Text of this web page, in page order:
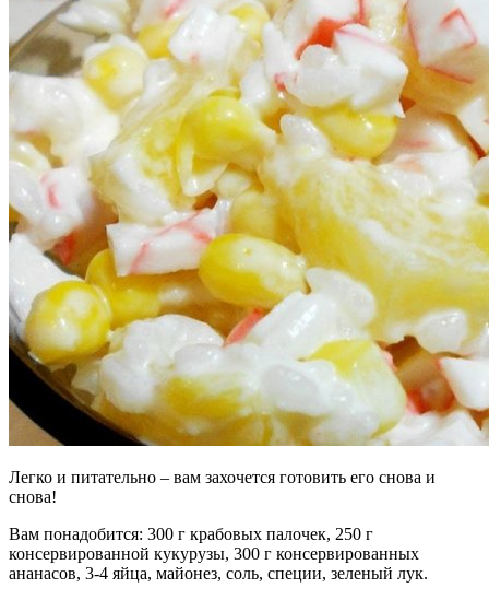
Легко и питательно – вам захочется готовить его снова и
снова!
Вам понадобится: 300 г крабовых палочек, 250 г
консервированной кукурузы, 300 г консервированных
ананасов, 3-4 яйца, майонез, соль, специи, зеленый лук.